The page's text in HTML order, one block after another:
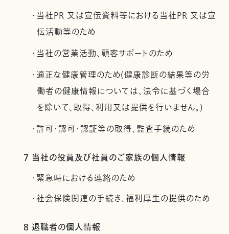
・当社PR 又は宣伝資料等における当社PR 又は宣
伝活動等のため
・当社の営業活動、顧客サポートのため
・適正な健康管理のため(健康診断の結果等の労
働者の健康情報については、法令に基づく場合
を除いて、取得、利用又は提供を行いません。)
・許可・認可・認証等の取得、監査手続のため
7 当社の役員及び社員のご家族の個人情報
・緊急時における連絡のため
・社会保険関連の手続き、福利厚生の提供のため
8 退職者の個人情報